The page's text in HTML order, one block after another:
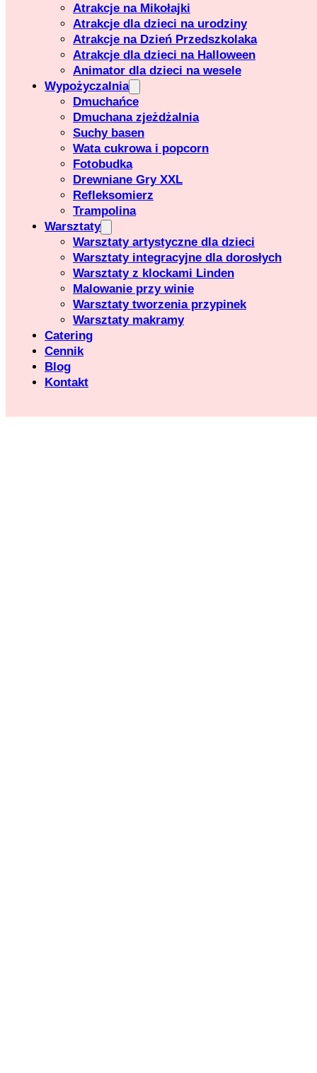
Atrakcje na Mikołajki
Atrakcje dla dzieci na urodziny
Atrakcje na Dzień Przedszkolaka
Atrakcje dla dzieci na Halloween
Animator dla dzieci na wesele
Wypożyczalnia
Dmuchańce
Dmuchana zjeżdżalnia
Suchy basen
Wata cukrowa i popcorn
Fotobudka
Drewniane Gry XXL
Refleksomierz
Trampolina
Warsztaty
Warsztaty artystyczne dla dzieci
Warsztaty integracyjne dla dorosłych
Warsztaty z klockami Linden
Malowanie przy winie
Warsztaty tworzenia przypinek
Warsztaty makramy
Catering
Cennik
Blog
Kontakt